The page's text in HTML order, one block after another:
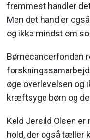
fremmest handler
Men det handler
og ikke mindst om
Børnecancerfonden
øge overlevelsen og
kræftsyge børn og
Keld Jersild Olsen er
hold, der også tæller